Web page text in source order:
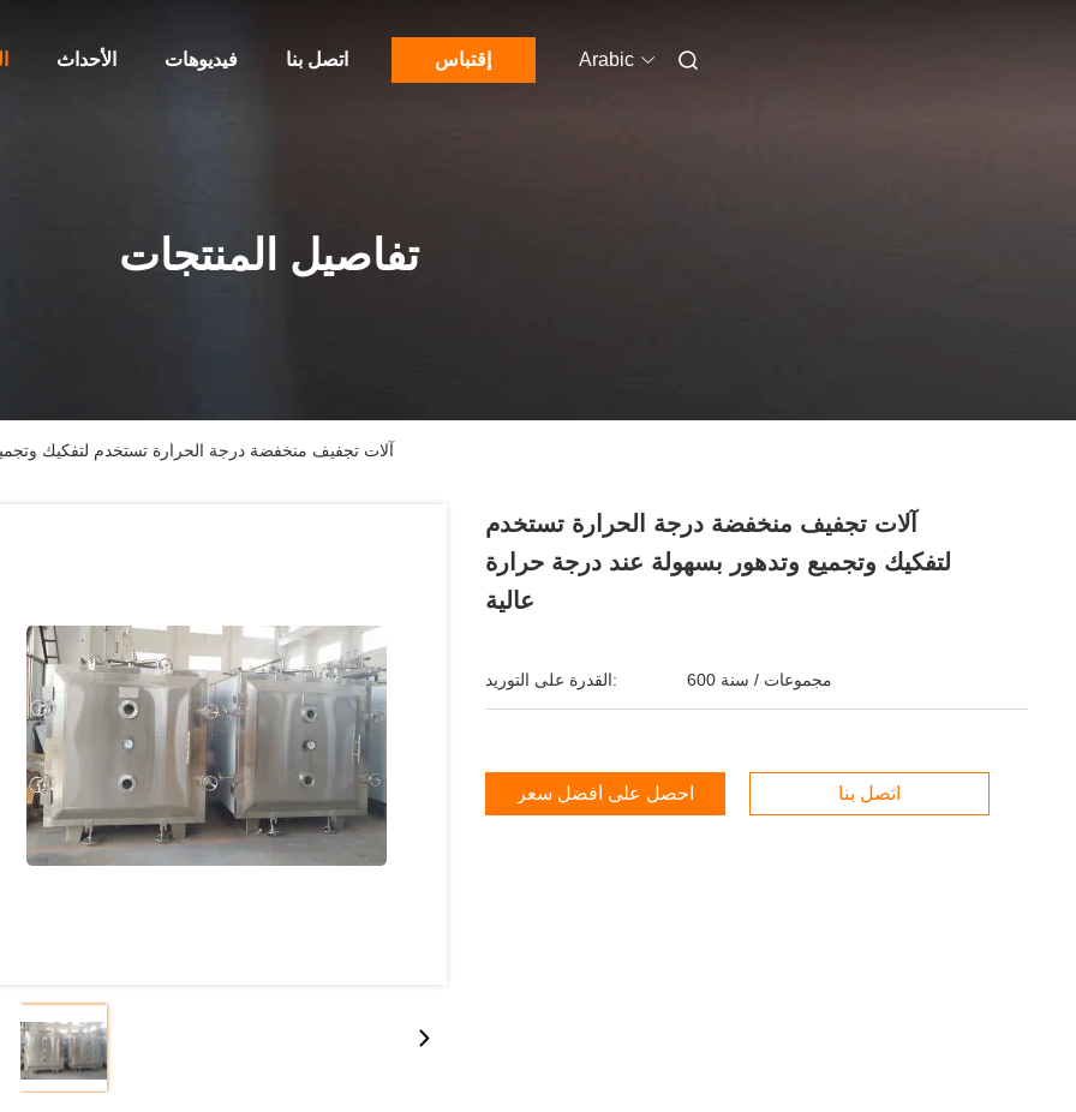
الأحداث فيديوهات اتصل بنا إقتباس Arabic
تفاصيل المنتجات
آلات تجفيف منخفضة درجة الحرارة تستخدم لتفكيك
آلات تجفيف منخفضة درجة الحرارة تستخدم
لتفكيك وتجميع وتدهور بسهولة عند درجة حرارة
عالية
القدرة على التوريد: 600 مجموعات / سنة
احصل على أفضل سعر اتصل بنا